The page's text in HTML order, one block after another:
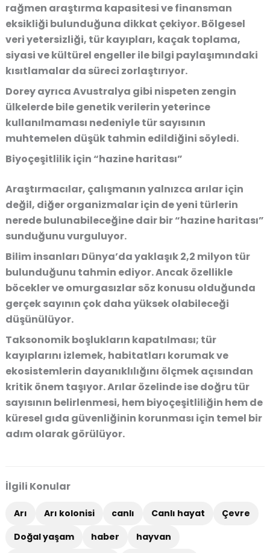
rağmen araştırma kapasitesi ve finansman
eksikliği bulunduğuna dikkat çekiyor. Bölgesel
veri yetersizliği, tür kayıpları, kaçak toplama,
siyasi ve kültürel engeller ile bilgi paylaşımındaki
kısıtlamalar da süreci zorlaştırıyor.
Dorey ayrıca Avustralya gibi nispeten zengin
ülkelerde bile genetik verilerin yeterince
kullanılmaması nedeniyle tür sayısının
muhtemelen düşük tahmin edildiğini söyledi.
Biyoçeşitlilik için “hazine haritası”
Araştırmacılar, çalışmanın yalnızca arılar için
değil, diğer organizmalar için de yeni türlerin
nerede bulunabileceğine dair bir “hazine haritası”
sunduğunu vurguluyor.
Bilim insanları Dünya’da yaklaşık 2,2 milyon tür
bulunduğunu tahmin ediyor. Ancak özellikle
böcekler ve omurgasızlar söz konusu olduğunda
gerçek sayının çok daha yüksek olabileceği
düşünülüyor.
Taksonomik boşlukların kapatılması; tür
kayıplarını izlemek, habitatları korumak ve
ekosistemlerin dayanıklılığını ölçmek açısından
kritik önem taşıyor. Arılar özelinde ise doğru tür
sayısının belirlenmesi, hem biyoçeşitliliğin hem de
küresel gıda güvenliğinin korunması için temel bir
adım olarak görülüyor.
İlgili Konular
Arı Arı kolonisi canlı Canlı hayat
Çevre
Doğal yaşam
haber
hayvan